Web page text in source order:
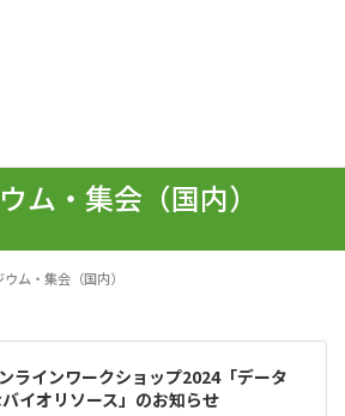
ム・集会（国内）
ム・集会（国内）
ラインワークショップ2024「データ
イオリソース」のお知らせ